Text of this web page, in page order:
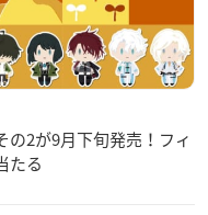
の2が9月下旬発売！フィ
たる